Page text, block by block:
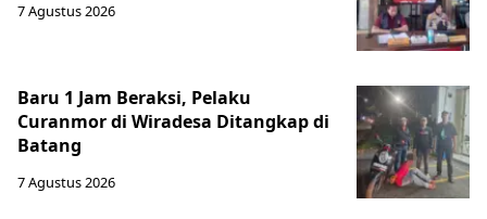
7 Agustus 2026
Baru 1 Jam Beraksi, Pelaku
Curanmor di Wiradesa Ditangkap di
Batang
7 Agustus 2026